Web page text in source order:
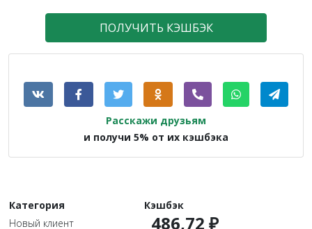
ПОЛУЧИТЬ КЭШБЭК
Расскажи друзьям
и получи 5% от их кэшбэка
Категория
Кэшбэк
Новый клиент
486,72 ₽